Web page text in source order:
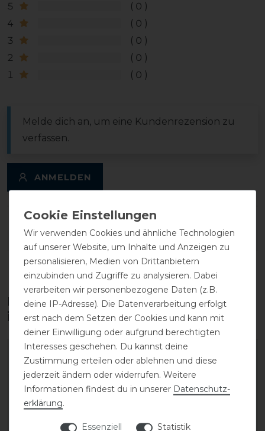
5
0
4
0
3
0
2
0
1
0
Melde dich an, um eine Kundenrezension zu
verfassen.
ANMELDEN
DETAILS ZUR PRODUKTSICHERHEIT
Diese Produkte könnten dich auch
interessieren
Wir verwenden Cookies und ähnliche Technologien
auf unserer Website, um Inhalte und Anzeigen zu
personalisieren, Medien von Drittanbietern
einzubinden und Zugriffe zu analysieren. Dabei
verarbeiten wir personenbezogene Daten (z.B.
deine IP-Adresse). Die Datenverarbeitung erfolgt
erst nach dem Setzen der Cookies und kann mit
deiner Einwilligung oder aufgrund berechtigten
Interesses geschehen. Du kannst deine
Zustimmung erteilen oder ablehnen und diese
jederzeit ändern oder widerrufen. Weitere
Informationen findest du in unserer Daten­schutz­
erklärung.
Essenziell Statistik